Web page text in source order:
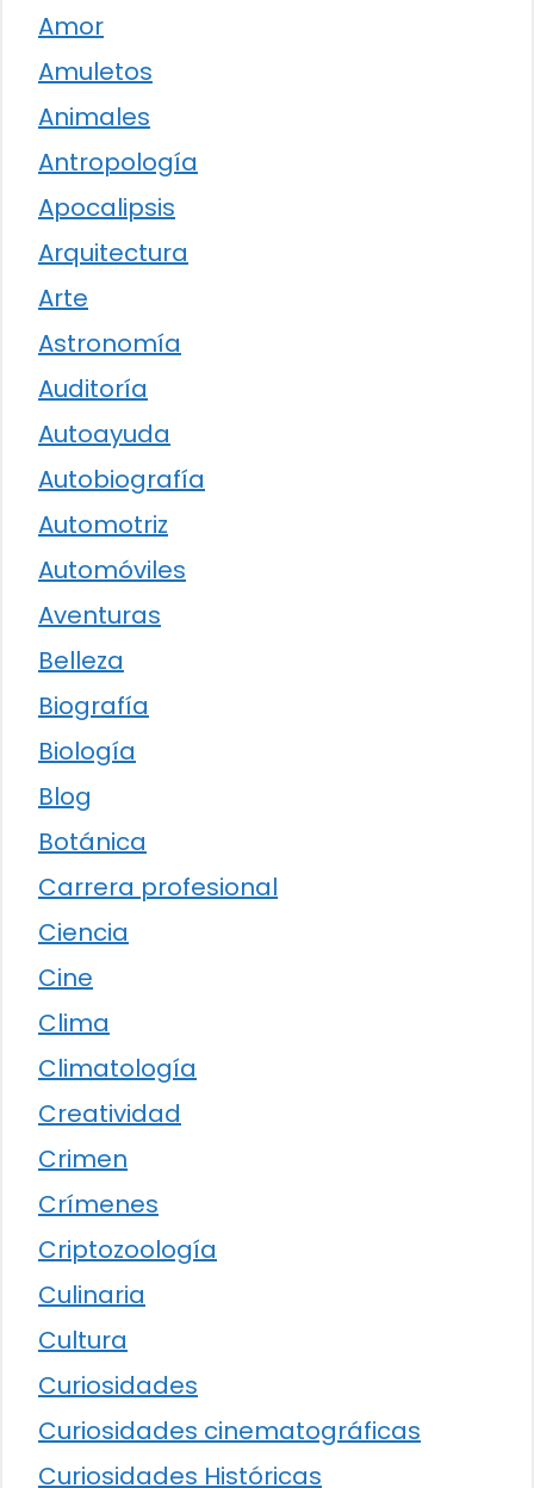
Amor
Amuletos
Animales
Antropología
Apocalipsis
Arquitectura
Arte
Astronomía
Auditoría
Autoayuda
Autobiografía
Automotriz
Automóviles
Aventuras
Belleza
Biografía
Biología
Blog
Botánica
Carrera profesional
Ciencia
Cine
Clima
Climatología
Creatividad
Crimen
Crímenes
Criptozoología
Culinaria
Cultura
Curiosidades
Curiosidades cinematográficas
Curiosidades Históricas